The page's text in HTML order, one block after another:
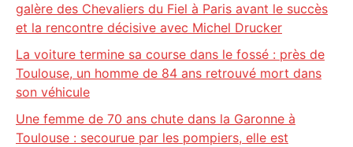
galère des Chevaliers du Fiel à Paris avant le succès
et la rencontre décisive avec Michel Drucker
La voiture termine sa course dans le fossé : près de
Toulouse, un homme de 84 ans retrouvé mort dans
son véhicule
Une femme de 70 ans chute dans la Garonne à
Toulouse : secourue par les pompiers, elle est